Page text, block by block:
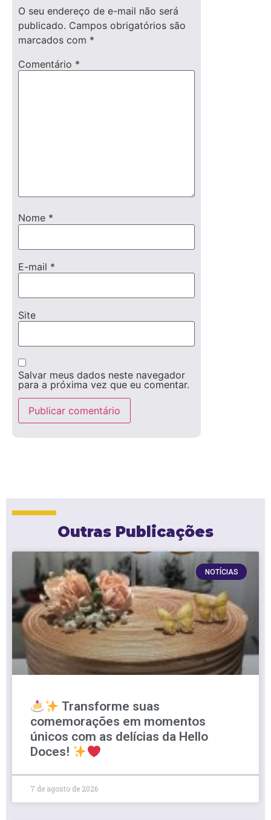
O seu endereço de e-mail não será
publicado. Campos obrigatórios são
marcados com *
Comentário *
Nome *
E-mail *
Site
Salvar meus dados neste navegador
para a próxima vez que eu comentar.
Outras Publicações
NOTÍCIAS
Transforme suas
comemorações em momentos
únicos com as delícias da Hello
Doces!
7 de agosto de 2026